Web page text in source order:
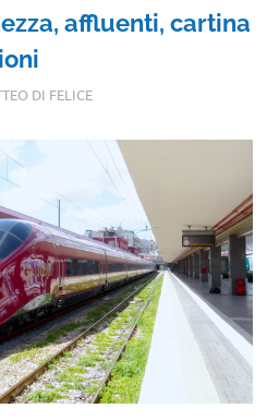
affluenti, cartina
DI FELICE